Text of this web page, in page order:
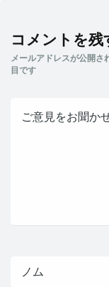
コメントを残
メールアドレスが公開さ
目です